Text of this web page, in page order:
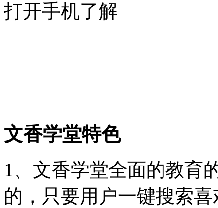
打开手机了解
文香学堂特色
1、文香学堂全面的教育
的，只要用户一键搜索